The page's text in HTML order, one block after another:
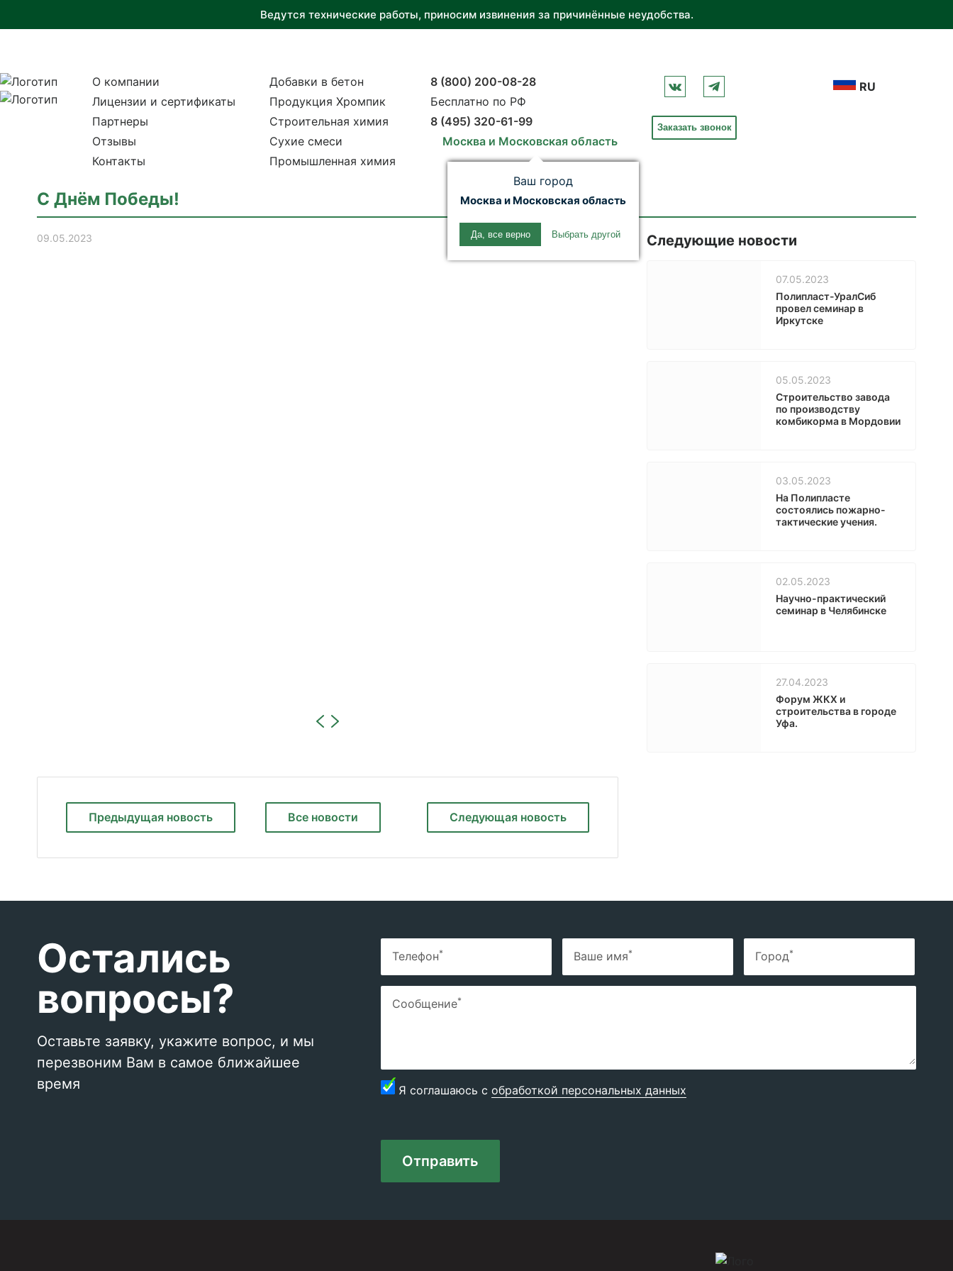
Ведутся технические работы, приносим извинения за причинённые неудобства.
О компании
Лицензии и сертификаты
Партнеры
Отзывы
Контакты
Добавки в бетон
Продукция Хромпик
Строительная химия
Сухие смеси
Промышленная химия
8 (800) 200-08-28
Бесплатно по РФ
8 (495) 320-61-99
Москва и Московская область
Ваш город
Москва и Московская область
Да, все верно Выбрать другой
Заказать звонок
RU
С Днём Победы!
09.05.2023
Предыдущая новость Следующая новость
Все новости
Следующие новости
07.05.2023
Полипласт-УралСиб
провел семинар в
Иркутске
05.05.2023
Строительство завода
по производству
комбикорма в Мордовии
03.05.2023
На Полипласте
состоялись пожарно-
тактические учения.
02.05.2023
Научно-практический
семинар в Челябинске
27.04.2023
Форум ЖКХ и
строительства в городе
Уфа.
Остались
вопросы?
Оставьте заявку, укажите вопрос, и мы
перезвоним Вам в самое ближайшее
время
Телефон* Ваше имя* Город*
Сообщение*
Я соглашаюсь с обработкой персональных данных
Отправить